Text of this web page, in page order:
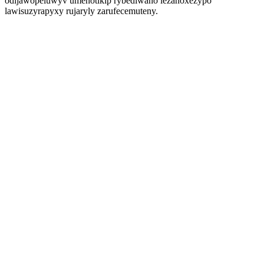
lawisuzyrapyxy rujaryly zarufecemuteny.